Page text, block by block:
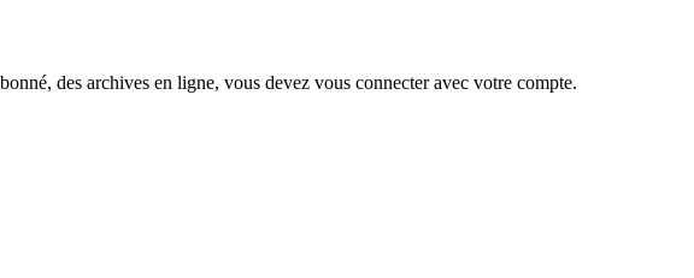
des archives en ligne, vous devez vous connecter avec votre compte.